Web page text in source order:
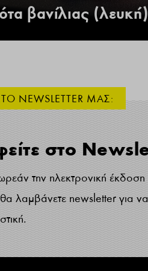
βανίλιας (λευκή)
NEWSLETTER ΜΑΣ:
στο
την ηλεκτρονική
λαμβάνετε newsletter για να